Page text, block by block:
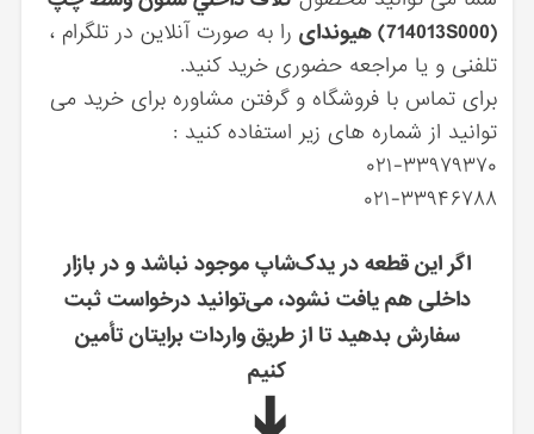
(714013S000) هیوندای
را به صورت آنلاین در تلگرام ،
تلفنی و یا مراجعه حضوری خرید کنید.
برای تماس با فروشگاه و گرفتن مشاوره برای خرید می
توانید از شماره های زیر استفاده کنید :
۰۲۱-۳۳۹۷۹۳۷۰
۰۲۱-۳۳۹۴۶۷۸۸
اگر این قطعه در یدک‌شاپ موجود نباشد و در بازار
داخلی هم یافت نشود، می‌توانید درخواست ثبت
سفارش بدهید تا از طریق واردات برایتان تأمین
کنیم
➔